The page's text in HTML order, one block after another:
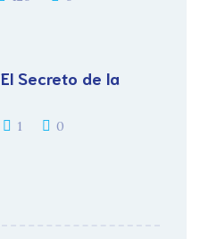
Secreto de la
1 0